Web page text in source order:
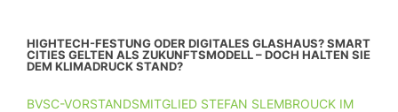
HIGHTECH-FESTUNG ODER DIGITALES GLASHAUS? SMART
CITIES GELTEN ALS ZUKUNFTSMODELL – DOCH HALTEN SIE
DEM KLIMADRUCK STAND?
BVSC-VORSTANDSMITGLIED STEFAN SLEMBROUCK IM